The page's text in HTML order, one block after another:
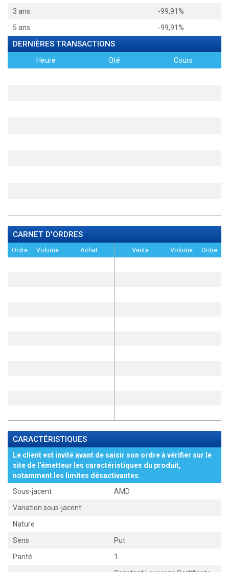
3 ans
-99,91%
5 ans
-99,91%
DERNIÈRES TRANSACTIONS
Heure Qté. Cours
CARNET D'ORDRES
Ordre Volume Achat Vente Volume Ordre
CARACTÉRISTIQUES
Le client est invité avant de saisir son ordre à vérifier sur le
site de l’émetteur les caractéristiques du produit,
notamment les limites désactivantes.
Sous-jacent
:
AMD
Variation sous-jacent
:
Nature
:
Sens
:
Put
Parité
:
1